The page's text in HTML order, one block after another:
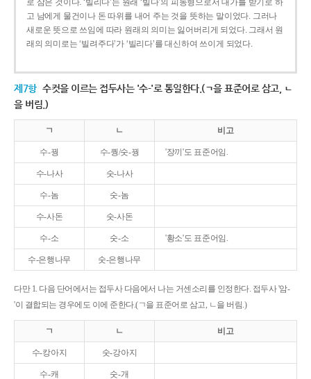
로 삼은 것이다. ‘빌리다’는 원래 ‘빌다’의 피동형으로서 대가를 받기로 하
고 남에게 물건이나 돈 따위를 내어 주는 것을 뜻하는 말이었다. 그러나
새로운 뜻으로 쓰임에 따라 원래의 의미는 잃어버리게 되었다. 그래서 원
래의 의미로는 ‘빌려주다’가 ‘빌리다’를 대신하여 쓰이게 되었다.
제7항 수컷을 이르는 접두사는 '수-'로 통일한다.(ㄱ을 표준어로 삼고, ㄴ
을 버림.)
ㄱ ㄴ 비고
수-꿩 수-퀑/숫-꿩 '장끼'도 표준어임.
수-나사 숫-나사
수-놈 숫-놈
수-사돈 숫-사돈
수-소 숫-소 '황소'도 표준어임.
수-은행나무 숫-은행나무
다만 1. 다음 단어에서는 접두사 다음에서 나는 거센소리를 인정한다. 접두사 '암-
'이 결합되는 경우에도 이에 준한다.(ㄱ을 표준어로 삼고, ㄴ을 버림.)
ㄱ ㄴ 비고
수-캉아지 숫-강아지
수-캐 숫-개